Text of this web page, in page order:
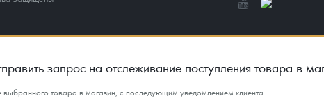
запрос на отслеживание поступления товара в
выбранного товара в магазин, с последующим уведомлением клиента.